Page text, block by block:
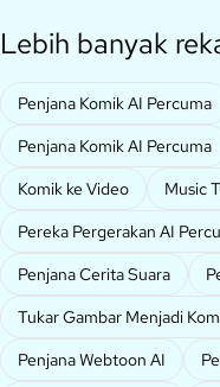
Lebih banyak
Penjana Komik AI Percuma
Penjana Komik AI Percuma
Komik ke Video
Music
Pereka Pergerakan AI
Penjana Cerita Suara
Tukar Gambar Menjadi
Penjana Webtoon AI